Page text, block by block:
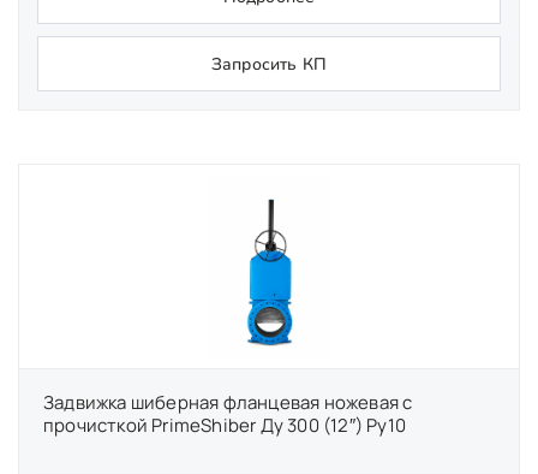
Запросить КП
Задвижка шиберная фланцевая ножевая с
прочисткой PrimeShiber Ду 300 (12″) Ру10